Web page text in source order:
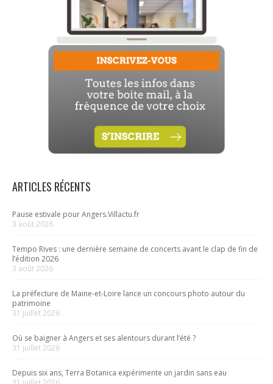
ARTICLES RÉCENTS
Pause estivale pour Angers.Villactu.fr
3 août 2026
Tempo Rives : une dernière semaine de concerts avant le clap de fin de
l’édition 2026
3 août 2026
La préfecture de Maine-et-Loire lance un concours photo autour du
patrimoine
31 juillet 2026
Où se baigner à Angers et ses alentours durant l’été ?
31 juillet 2026
Depuis six ans, Terra Botanica expérimente un jardin sans eau